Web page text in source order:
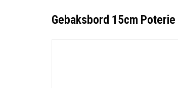
Gebaksbord 15cm Poterie